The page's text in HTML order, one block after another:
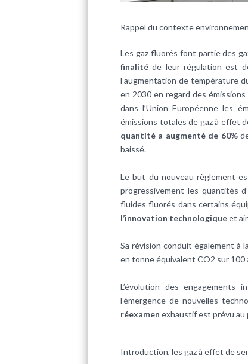
Rappel du contexte
Les gaz fluorés font partie des
finalité de leur régulation est
l’augmentation de température
en 2030 en regard des
dans l’Union Européenne les
émissions totales de gaz à effet
quantité a augmenté de 60%
baissé.
Le but du nouveau règlement
progressivement les quantités
fluides fluorés dans certains
l’innovation technologiqueet
Sa révision conduit également à
en tonne équivalent CO2 sur 100
L’évolution des engagements
l’émergence de nouvelles
réexamen exhaustif est prévu au
Introduction, les gaz à effet de